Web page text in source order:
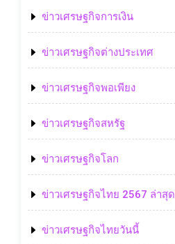
ข่าวเศรษฐกิจการเงิน
ข่าวเศรษฐกิจต่างประเทศ
ข่าวเศรษฐกิจพอเพียง
ข่าวเศรษฐกิจสหรัฐ
ข่าวเศรษฐกิจโลก
ข่าวเศรษฐกิจไทย 2567 ล่าสุด
ข่าวเศรษฐกิจไทยวันนี้